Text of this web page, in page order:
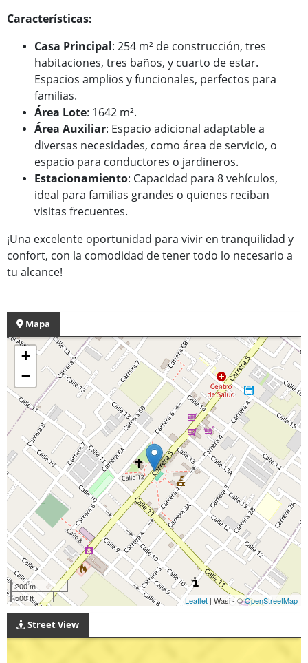
Características:
Casa Principal: 254 m² de construcción, tres
habitaciones, tres baños, y cuarto de estar.
Espacios amplios y funcionales, perfectos para
familias.
Área Lote: 1642 m².
Área Auxiliar: Espacio adicional adaptable a
diversas necesidades, como área de servicio, o
espacio para conductores o jardineros.
Estacionamiento: Capacidad para 8 vehículos,
ideal para familias grandes o quienes reciban
visitas frecuentes.
¡Una excelente oportunidad para vivir en tranquilidad y
confort, con la comodidad de tener todo lo necesario a
tu alcance!
Mapa
+
−
200 m
500 ft
Leaflet | Wasi - ©OpenStreetMap
Street View